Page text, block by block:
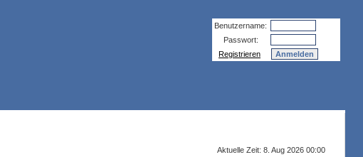
Benutzername:
Passwort:
Registrieren
Aktuelle Zeit: 8. Aug 2026 00:00